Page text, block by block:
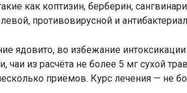
как коптизин, берберин,
противовирусной и
ядовито, во избежание
чаи из расчёта не более 5 мг сухой
приёмов. Курс лечения — не